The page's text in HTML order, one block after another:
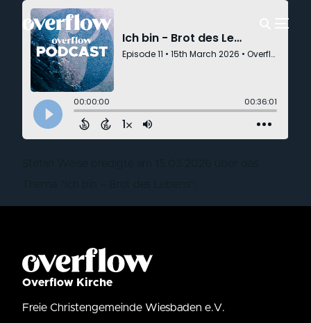
Overflow Kirche
Freie Christengemeinde Wiesbaden e.V.